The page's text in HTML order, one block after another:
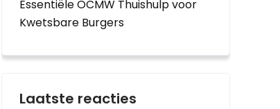
Essentiële OCMW Thuishulp voor
Kwetsbare Burgers
Laatste reacties